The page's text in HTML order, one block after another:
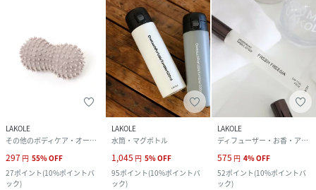
LAKOLE
その他のボディケア・オーラルケア
297 円 55%OFF
27ポイント(10%ポイントバ
ック)
LAKOLE
水筒・マグボトル
1,045 円 5%OFF
95ポイント(10%ポイントバ
ック)
LAKOLE
ディフューザー・お香・アロマオイル・キャンドル
575 円 4%OFF
52ポイント(10%ポイントバ
ック)